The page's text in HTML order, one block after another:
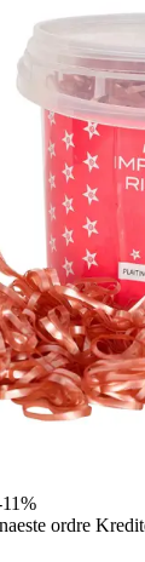
ordre